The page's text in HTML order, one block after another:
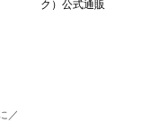
／